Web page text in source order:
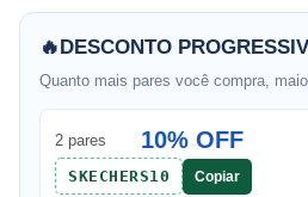
🔥DESCONTO
Quanto mais pares você compra,
2 pares 10% OFF
SKECHERS10 Copiar